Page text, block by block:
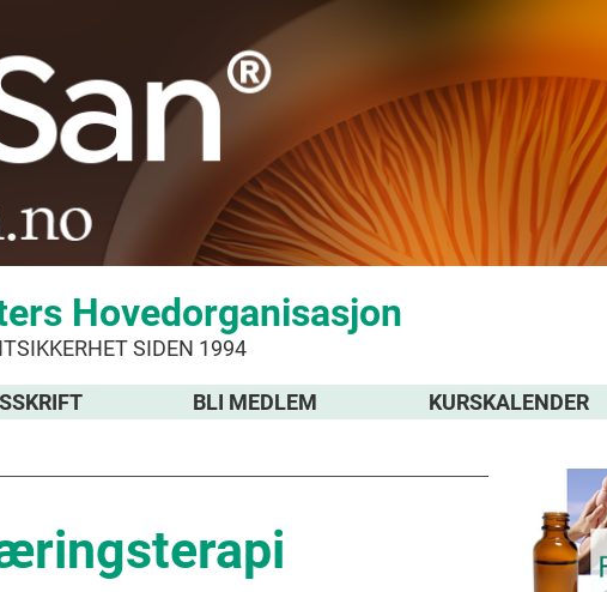
Hovedorganisasjon
SIDEN 1994
BLI MEDLEM KURSKALENDER